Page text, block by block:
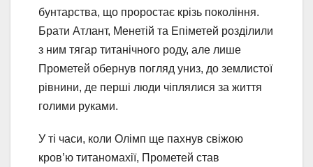
бунтарства, що проростає крізь покоління.
Брати Атлант, Менетій та Епіметей розділили
з ним тягар титанічного роду, але лише
Прометей обернув погляд униз, до землистої
рівнини, де перші люди чіплялися за життя
голими руками.
У ті часи, коли Олімп ще пахнув свіжою
кров’ю титаномахії, Прометей став